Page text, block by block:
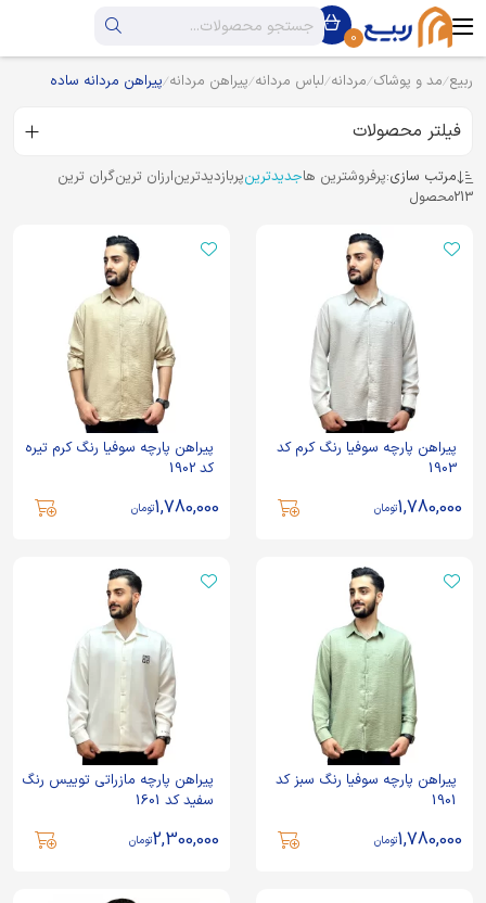
0
ربیع مد و پوشاک مردانه لباس مردانه پیراهن مردانه پیراهن مردانه ساده
فیلتر محصولات
مرتب سازی:پرفروشترین هاجدیدترینپربازدیدترینارزان ترینگران ترین
213محصول
پیراهن پارچه سوفیا رنگ کرم کد
1903
1,780,000تومان
پیراهن پارچه سوفیا رنگ کرم تیره
کد 1902
1,780,000تومان
پیراهن پارچه سوفیا رنگ سبز کد
1901
1,780,000تومان
پیراهن پارچه مازراتی توییس رنگ
سفید کد 1601
2,300,000تومان